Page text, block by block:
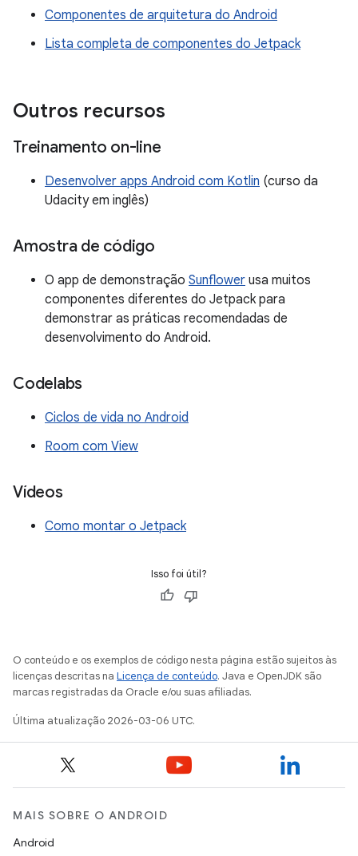
Componentes de arquitetura do Android
Lista completa de componentes do Jetpack
Outros recursos
Treinamento on-line
Desenvolver apps Android com Kotlin (curso da
Udacity em inglês)
Amostra de código
O app de demonstração Sunflower usa muitos
componentes diferentes do Jetpack para
demonstrar as práticas recomendadas de
desenvolvimento do Android.
Codelabs
Ciclos de vida no Android
Room com View
Vídeos
Como montar o Jetpack
Isso foi útil?
O conteúdo e os exemplos de código nesta página estão sujeitos às
licenças descritas na Licença de conteúdo. Java e OpenJDK são
marcas registradas da Oracle e/ou suas afiliadas.
Última atualização 2026-03-06 UTC.
MAIS SOBRE O ANDROID
Android